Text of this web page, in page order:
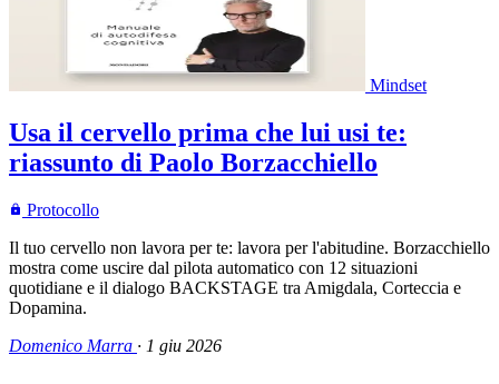
Mindset
Usa il cervello prima che lui usi te:
riassunto di Paolo Borzacchiello
Protocollo
Il tuo cervello non lavora per te: lavora per l'abitudine. Borzacchiello
mostra come uscire dal pilota automatico con 12 situazioni
quotidiane e il dialogo BACKSTAGE tra Amigdala, Corteccia e
Dopamina.
Domenico Marra · 1 giu 2026